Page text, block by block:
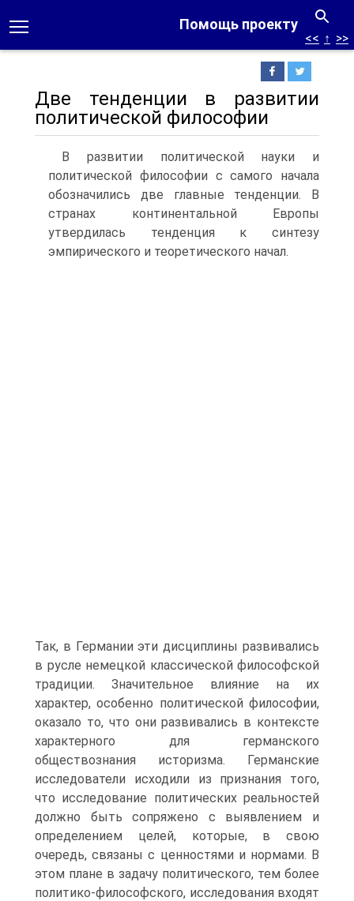
Помощь проекту
<< ↑ >>
Две тенденции в развитии
политической философии
В развитии политической науки и
политической философии с самого начала
обозначились две главные тенденции. В
странах континентальной Европы
утвердилась тенденция к синтезу
эмпирического и теоретического начал.
Так, в Германии эти дисциплины развивались
в русле немецкой классической философской
традиции. Значительное влияние на их
характер, особенно политической философии,
оказало то, что они развивались в контексте
характерного для германского
обществознания историзма. Германские
исследователи исходили из признания того,
что исследование политических реальностей
должно быть сопряжено с выявлением и
определением целей, которые, в свою
очередь, связаны с ценностями и нормами. В
этом плане в задачу политического, тем более
политико-философского, исследования входят